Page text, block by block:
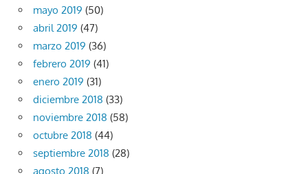
mayo 2019 (50)
abril 2019 (47)
marzo 2019 (36)
febrero 2019 (41)
enero 2019 (31)
diciembre 2018 (33)
noviembre 2018 (58)
octubre 2018 (44)
septiembre 2018 (28)
agosto 2018 (7)